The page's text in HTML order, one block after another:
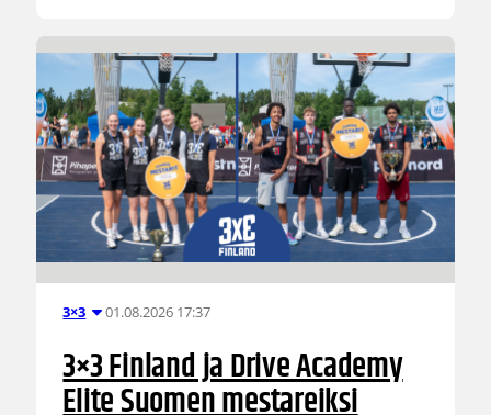
3×3 01.08.2026 17:37
3×3 Finland ja Drive Academy
Elite Suomen mestareiksi